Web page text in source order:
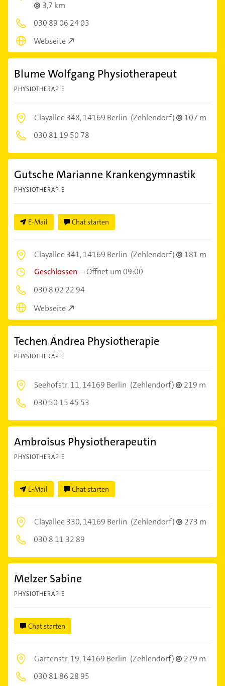
3,7 km
030 89 06 24 03
Webseite
Blume Wolfgang Physiotherapeut
PHYSIOTHERAPIE
Clayallee 348,14169 Berlin (Zehlendorf)
107 m
030 81 19 50 78
Gutsche Marianne Krankengymnastik
PHYSIOTHERAPIE
E-Mail Chat starten
Clayallee 341,14169 Berlin (Zehlendorf)
181 m
Geschlossen –Öffnet um 09:00
030 8 02 22 94
Webseite
Techen Andrea Physiotherapie
PHYSIOTHERAPIE
Seehofstr. 11,14169 Berlin (Zehlendorf)
219 m
030 50 15 45 53
Ambroisus Physiotherapeutin
PHYSIOTHERAPIE
E-Mail Chat starten
Clayallee 330,14169 Berlin (Zehlendorf)
273 m
030 8 11 32 89
Melzer Sabine
PHYSIOTHERAPIE
Chat starten
Gartenstr. 19,14169 Berlin (Zehlendorf)
279 m
030 81 86 28 95